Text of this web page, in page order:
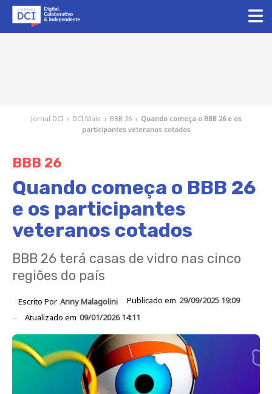
Jornal DCI › DCI Mais › BBB 26 › Quando começa o BBB 26 e os
participantes veteranos cotados
BBB 26
Quando começa o BBB 26
e os participantes
veteranos cotados
BBB 26 terá casas de vidro nas cinco
regiões do país
Escrito Por Anny Malagolini Publicado em 29/09/2025 19:09
Atualizado em 09/01/2026 14:11